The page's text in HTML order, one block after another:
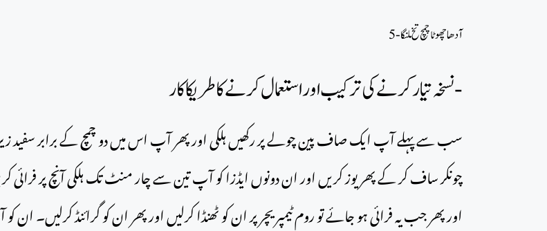
5- آدھا چھوٹا چمچ تخ ملنگا
نسخہ تیارکرنےکی ترکیب اور استعمال کرنے کا طریکا کار-
سب سے پہلے آپ ایک صاف پین چولے پر رکھیں ہلکی اور پھر آپ اس میں دو چمچ کے برابر سفید
چونکر ساف کر کے پھر یوز کریں اور ان دونوں ایڈزا کو آپ تین سے چار منٹ تک ہلکی آنچ پر فرائی
اور پھر جب یہ فرائی ہو جائے تو روم ٹیمپریچر پر ان کو ٹھنڈا کرلیں اور پھر ان کو گرائنڈ کرلیں۔